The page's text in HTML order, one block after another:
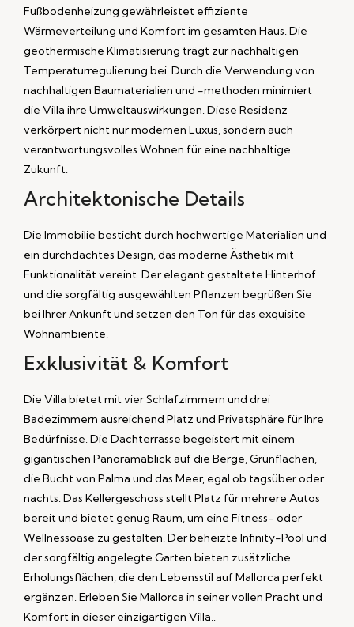
Fußbodenheizung gewährleistet effiziente
Wärmeverteilung und Komfort im gesamten Haus. Die
geothermische Klimatisierung trägt zur nachhaltigen
Temperaturregulierung bei. Durch die Verwendung von
nachhaltigen Baumaterialien und -methoden minimiert
die Villa ihre Umweltauswirkungen. Diese Residenz
verkörpert nicht nur modernen Luxus, sondern auch
verantwortungsvolles Wohnen für eine nachhaltige
Zukunft.
Architektonische Details
Die Immobilie besticht durch hochwertige Materialien und
ein durchdachtes Design, das moderne Ästhetik mit
Funktionalität vereint. Der elegant gestaltete Hinterhof
und die sorgfältig ausgewählten Pflanzen begrüßen Sie
bei Ihrer Ankunft und setzen den Ton für das exquisite
Wohnambiente.
Exklusivität & Komfort
Die Villa bietet mit vier Schlafzimmern und drei
Badezimmern ausreichend Platz und Privatsphäre für Ihre
Bedürfnisse. Die Dachterrasse begeistert mit einem
gigantischen Panoramablick auf die Berge, Grünflächen,
die Bucht von Palma und das Meer, egal ob tagsüber oder
nachts. Das Kellergeschoss stellt Platz für mehrere Autos
bereit und bietet genug Raum, um eine Fitness- oder
Wellnessoase zu gestalten. Der beheizte Infinity-Pool und
der sorgfältig angelegte Garten bieten zusätzliche
Erholungsflächen, die den Lebensstil auf Mallorca perfekt
ergänzen. Erleben Sie Mallorca in seiner vollen Pracht und
Komfort in dieser einzigartigen Villa..